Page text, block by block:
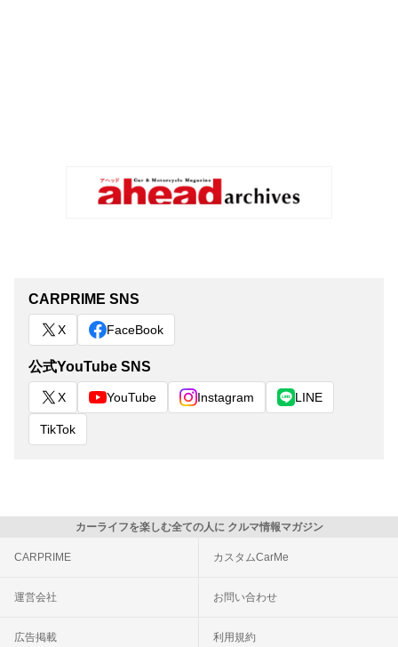
CARPRIME SNS
X FaceBook
公式YouTube SNS
X YouTube Instagram LINE
TikTok
カーライフを楽しむ全ての人に クルマ情報マガジン
CARPRIME カスタムCarMe
運営会社 お問い合わせ
広告掲載 利用規約